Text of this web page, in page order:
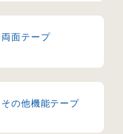
両面テープ
その他機能テープ